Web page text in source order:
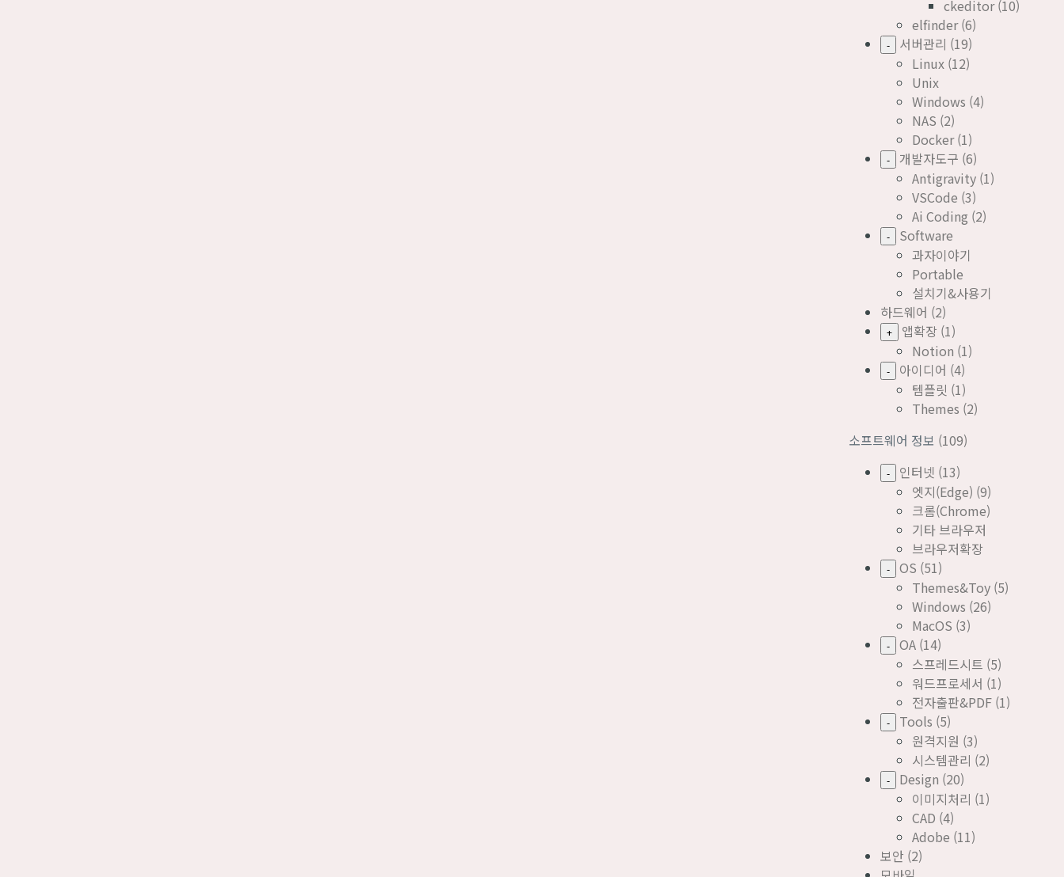
ckeditor (10)
elfinder (6)
- 서버관리 (19)
Linux (12)
Unix
Windows (4)
NAS (2)
Docker (1)
- 개발자도구 (6)
Antigravity (1)
VSCode (3)
Ai Coding (2)
-
Software
과자이야기
Portable
설치기&사용기
하드웨어 (2)
+ 앱확장 (1)
Notion (1)
- 아이디어 (4)
템플릿 (1)
Themes (2)
소프트웨어 정보 (109)
- 인터넷 (13)
엣지(Edge) (9)
크롬(Chrome)
기타 브라우저
브라우저확장
- OS (51)
Themes&Toy (5)
Windows (26)
MacOS (3)
- OA (14)
스프레드시트 (5)
워드프로세서 (1)
전자출판&PDF (1)
- Tools (5)
원격지원 (3)
시스템관리 (2)
- Design (20)
이미지처리 (1)
CAD (4)
Adobe (11)
보안 (2)